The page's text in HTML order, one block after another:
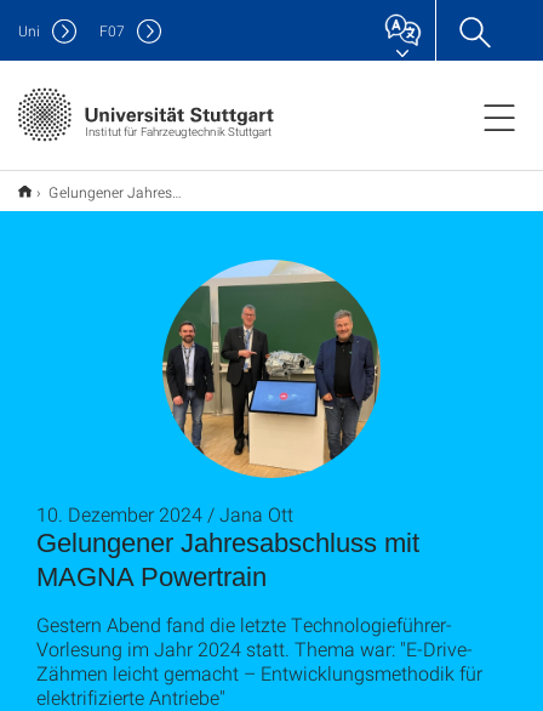
Institut für Fahrzeugtechnik Stuttgart
Uni F07
Gelungener Jahresabschluss mit MAGNA Powertrain
Gelungener Jahresabschluss mit
MAGNA Powertrain
10. Dezember 2024 / Jana Ott
Gestern Abend fand die letzte Technologieführer-
Vorlesung im Jahr 2024 statt. Thema war: "E-Drive-
Zähmen leicht gemacht – Entwicklungsmethodik für
elektrifizierte Antriebe"